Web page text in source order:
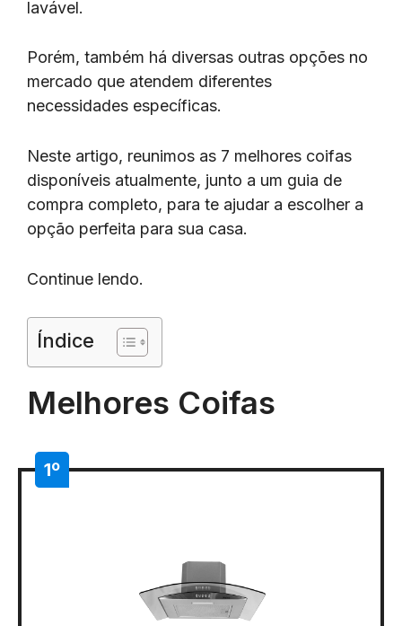
lavável.
Porém, também há diversas outras opções no
mercado que atendem diferentes
necessidades específicas.
Neste artigo, reunimos as 7 melhores coifas
disponíveis atualmente, junto a um guia de
compra completo, para te ajudar a escolher a
opção perfeita para sua casa.
Continue lendo.
Índice
Melhores Coifas
1º